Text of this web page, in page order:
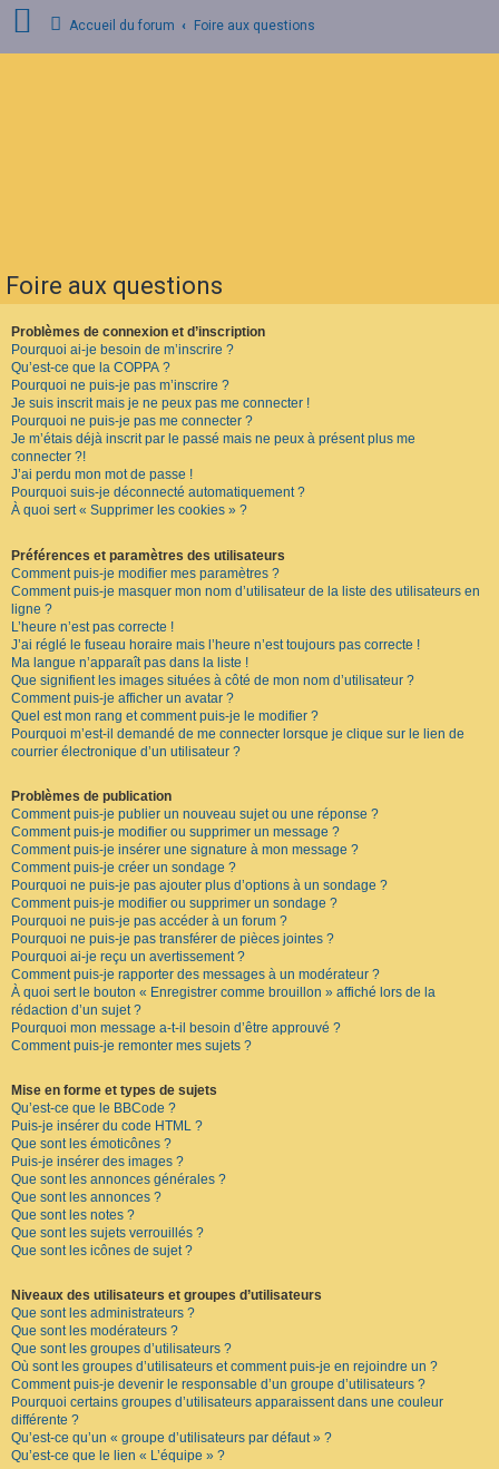
s
c
r
i
p
t
i
o
n
F
Accueil du forum Foire aux questions
Foire aux questions
Problèmes de connexion et d’inscription
Pourquoi ai-je besoin de m’inscrire ?
Qu’est-ce que la COPPA ?
Pourquoi ne puis-je pas m’inscrire ?
Je suis inscrit mais je ne peux pas me connecter !
Pourquoi ne puis-je pas me connecter ?
Je m’étais déjà inscrit par le passé mais ne peux à présent plus me
connecter ?!
J’ai perdu mon mot de passe !
Pourquoi suis-je déconnecté automatiquement ?
À quoi sert « Supprimer les cookies » ?
Préférences et paramètres des utilisateurs
Comment puis-je modifier mes paramètres ?
Comment puis-je masquer mon nom d’utilisateur de la liste des utilisateurs en
ligne ?
L’heure n’est pas correcte !
J’ai réglé le fuseau horaire mais l’heure n’est toujours pas correcte !
Ma langue n’apparaît pas dans la liste !
Que signifient les images situées à côté de mon nom d’utilisateur ?
Comment puis-je afficher un avatar ?
Quel est mon rang et comment puis-je le modifier ?
Pourquoi m’est-il demandé de me connecter lorsque je clique sur le lien de
courrier électronique d’un utilisateur ?
Problèmes de publication
Comment puis-je publier un nouveau sujet ou une réponse ?
Comment puis-je modifier ou supprimer un message ?
Comment puis-je insérer une signature à mon message ?
Comment puis-je créer un sondage ?
Pourquoi ne puis-je pas ajouter plus d’options à un sondage ?
Comment puis-je modifier ou supprimer un sondage ?
Pourquoi ne puis-je pas accéder à un forum ?
Pourquoi ne puis-je pas transférer de pièces jointes ?
Pourquoi ai-je reçu un avertissement ?
Comment puis-je rapporter des messages à un modérateur ?
À quoi sert le bouton « Enregistrer comme brouillon » affiché lors de la
rédaction d’un sujet ?
Pourquoi mon message a-t-il besoin d’être approuvé ?
Comment puis-je remonter mes sujets ?
Mise en forme et types de sujets
Qu’est-ce que le BBCode ?
Puis-je insérer du code HTML ?
Que sont les émoticônes ?
Puis-je insérer des images ?
Que sont les annonces générales ?
Que sont les annonces ?
Que sont les notes ?
Que sont les sujets verrouillés ?
Que sont les icônes de sujet ?
Niveaux des utilisateurs et groupes d’utilisateurs
Que sont les administrateurs ?
Que sont les modérateurs ?
Que sont les groupes d’utilisateurs ?
Où sont les groupes d’utilisateurs et comment puis-je en rejoindre un ?
Comment puis-je devenir le responsable d’un groupe d’utilisateurs ?
Pourquoi certains groupes d’utilisateurs apparaissent dans une couleur
différente ?
Qu’est-ce qu’un « groupe d’utilisateurs par défaut » ?
Qu’est-ce que le lien « L’équipe » ?